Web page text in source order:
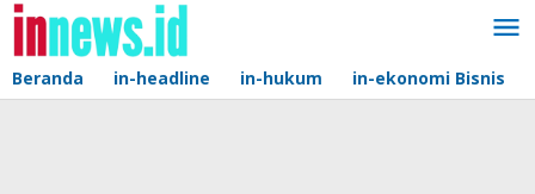
Lewati
konten
Beranda in-headline in-hukum in-ekonomi Bisnis